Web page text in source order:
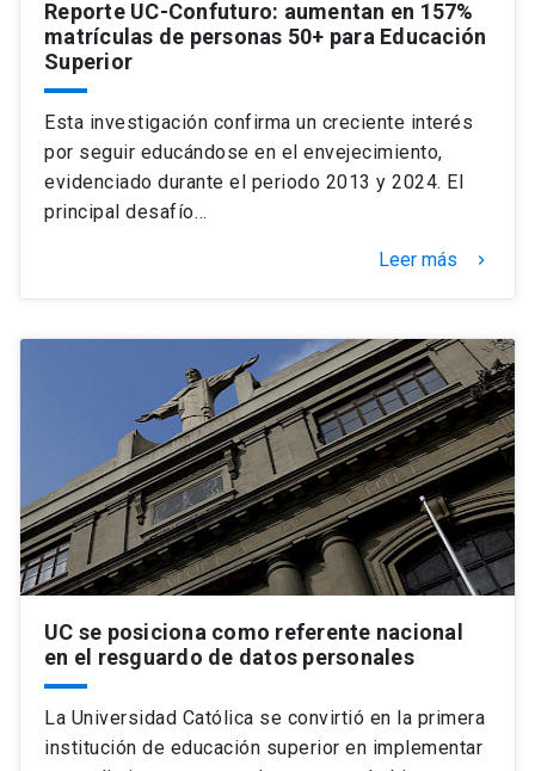
Reporte UC-Confuturo: aumentan en 157%
matrículas de personas 50+ para Educación
Superior
Esta investigación confirma un creciente interés
por seguir educándose en el envejecimiento,
evidenciado durante el periodo 2013 y 2024. El
principal desafío…
Leer más keyboard_arrow_right
UC se posiciona como referente nacional
en el resguardo de datos personales
La Universidad Católica se convirtió en la primera
institución de educación superior en implementar